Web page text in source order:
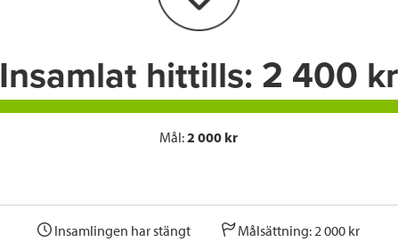
n
Insamlat hittills: 2 400 kr
Mål:2 000 kr
Insamlingen har stängt Målsättning: 2 000 kr